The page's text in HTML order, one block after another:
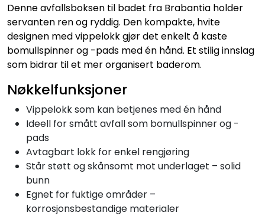
Denne avfallsboksen til badet fra Brabantia holder
servanten ren og ryddig. Den kompakte, hvite
designen med vippelokk gjør det enkelt å kaste
bomullspinner og -pads med én hånd. Et stilig innslag
som bidrar til et mer organisert baderom.
Nøkkelfunksjoner
Vippelokk som kan betjenes med én hånd
Ideell for smått avfall som bomullspinner og -
pads
Avtagbart lokk for enkel rengjøring
Står støtt og skånsomt mot underlaget – solid
bunn
Egnet for fuktige områder –
korrosjonsbestandige materialer